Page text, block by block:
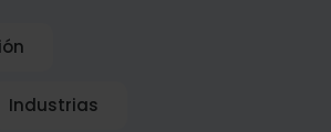
Industrias